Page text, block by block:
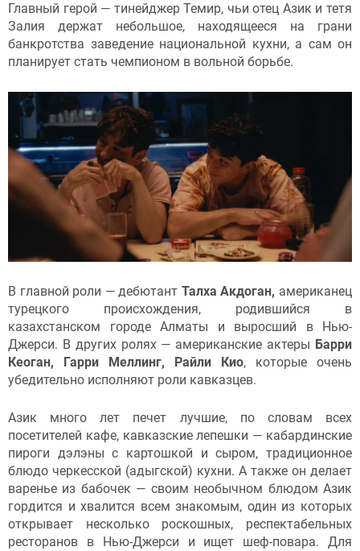
Главный герой — тинейджер Темир, чьи отец Азик и тетя
Залия держат небольшое, находящееся на грани
банкротства заведение национальной кухни, а сам он
планирует стать чемпионом в вольной борьбе.
В главной роли — дебютант Талха Акдоган, американец
турецкого происхождения, родившийся в
казахстанском городе Алматы и выросший в Нью-
Джерси. В других ролях — американские актеры Барри
Кеоган, Гарри Меллинг, Райли Кио, которые очень
убедительно исполняют роли кавказцев.
Азик много лет печет лучшие, по словам всех
посетителей кафе, кавказские лепешки — кабардинские
пироги дэлэны с картошкой и сыром, традиционное
блюдо черкесской (адыгской) кухни. А также он делает
варенье из бабочек — своим необычном блюдом Азик
гордится и хвалится всем знакомым, один из которых
открывает несколько роскошных, респектабельных
ресторанов в Нью-Джерси и ищет шеф-повара. Для